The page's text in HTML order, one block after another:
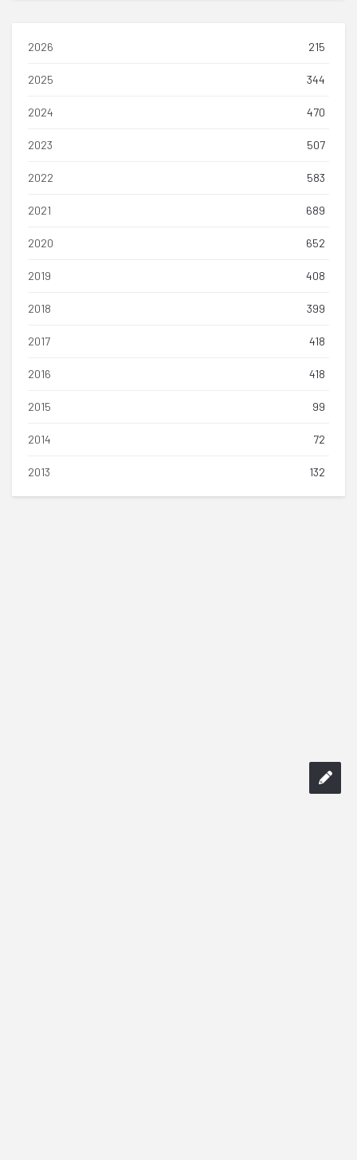
2026 215
2025 344
2024 470
2023 507
2022 583
2021 689
2020 652
2019 408
2018 399
2017 418
2016 418
2015 99
2014 72
2013 132